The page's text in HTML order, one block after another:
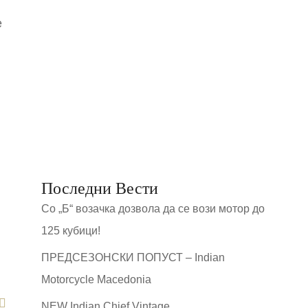
Последни Вести
Со „Б“ возачка дозвола да се вози мотор до
125 кубици!
ПРЕДСЕЗОНСКИ ПОПУСТ – Indian
Motorcycle Macedonia